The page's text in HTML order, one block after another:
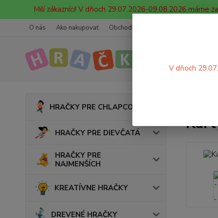
Milí zákazníci! V dňoch 29.07.2026-09.08.2026 máme
O nás Ako nakupovať Obchodné podmienky
HRAČKY PRE CHLAPCOV
HRAČKY PRE DIEVČATÁ
HRAČKY PRE
NAJMENŠÍCH
KREATÍVNE HRAČKY
DREVENÉ HRAČKY
V dňoch